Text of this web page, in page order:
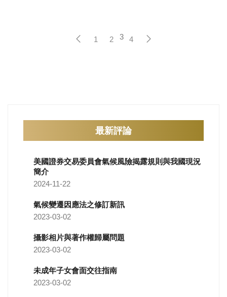
1 2 3 4
最新評論
美國證券交易委員會氣候風險揭露規則與我國現況
簡介
2024-11-22
氣候變遷因應法之修訂新訊
2023-03-02
攝影相片與著作權歸屬問題
2023-03-02
未成年子女會面交往指南
2023-03-02